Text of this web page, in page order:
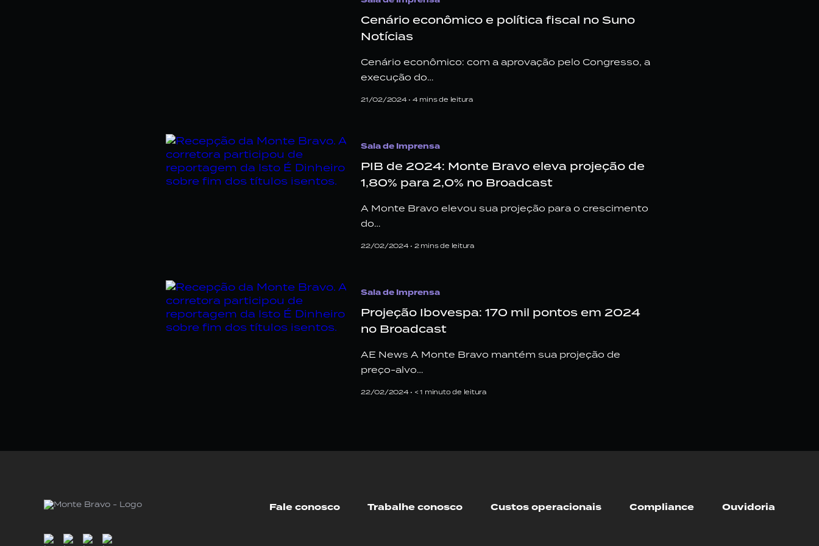
Cenário econômico e política fiscal no Suno
Notícias
Cenário econômico: com a aprovação pelo Congresso, a
execução do…
21/02/2024 • 4 mins de leitura
Sala de Imprensa
PIB de 2024: Monte Bravo eleva projeção de
1,80% para 2,0% no Broadcast
A Monte Bravo elevou sua projeção para o crescimento
do…
22/02/2024 • 2 mins de leitura
Sala de Imprensa
Projeção Ibovespa: 170 mil pontos em 2024
no Broadcast
AE News A Monte Bravo mantém sua projeção de
preço-alvo…
22/02/2024 • < 1 minuto de leitura
Fale conosco Trabalhe conosco Custos operacionais Compliance Ouvidoria